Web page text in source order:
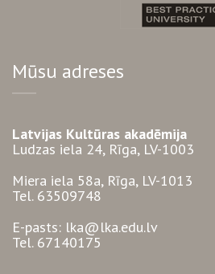
Mūsu adreses
Latvijas Kultūras akadēmija
Ludzas iela 24, Rīga, LV-1003
Miera iela 58a, Rīga, LV-1013
Tel. 63509748
E-pasts: lka@lka.edu.lv
Tel. 67140175